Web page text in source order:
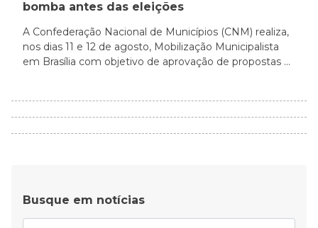
bomba antes das eleições
A Confederação Nacional de Municípios (CNM) realiza,
nos dias 11 e 12 de agosto, Mobilização Municipalista
em Brasília com objetivo de aprovação de propostas ...
Busque em notícias